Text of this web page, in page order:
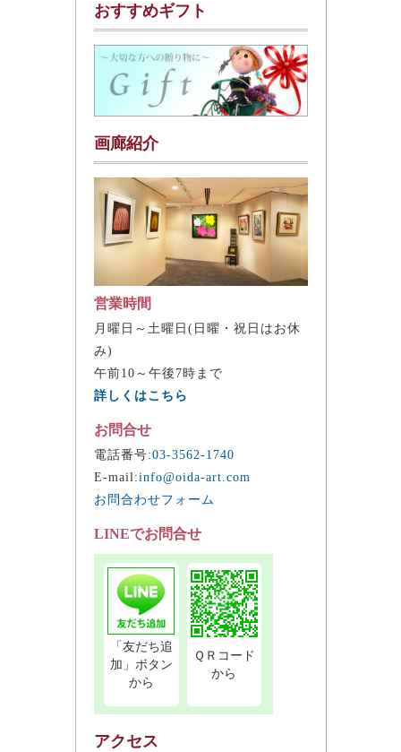
おすすめギフト
画廊紹介
営業時間
月曜日～土曜日(日曜・祝日はお休
み)
午前10～午後7時まで
詳しくはこちら
お問合せ
電話番号:03-3562-1740
E-mail:info@oida-art.com
お問合わせフォーム
LINEでお問合せ
「友だち追
加」ボタン
から
ＱＲコード
から
アクセス